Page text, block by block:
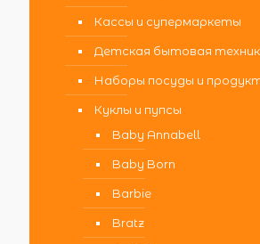
Кассы и супермаркеты
Детская бытовая
Наборы посуды и
Куклы и пупсы
Baby Annabell
Baby Born
Barbie
Bratz